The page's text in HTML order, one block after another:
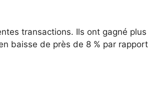
transactions. Ils ont gagné plus
baisse de près de 8 % par